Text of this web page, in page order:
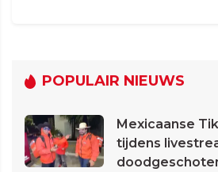
POPULAIR NIEUWS
Mexicaanse
tijdens